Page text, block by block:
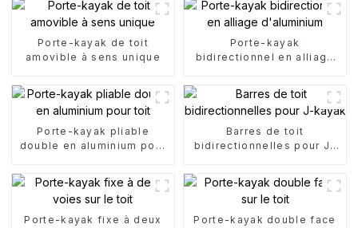
Porte-kayak de toit
amovible à sens unique
Porte-kayak
bidirectionnel en alliage
Porte-kayak pliable
double en aluminium pour
Barres de toit
bidirectionnelles pour J-
Porte-kayak fixe à deux
Porte-kayak double face